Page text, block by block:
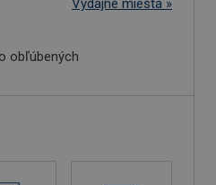
obľúbených